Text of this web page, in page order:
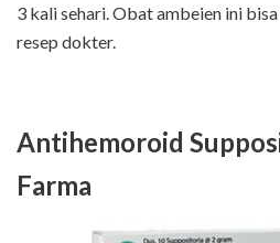
3 kali sehari. Obat ambeien ini
resep dokter.
Antihemoroid
Farma